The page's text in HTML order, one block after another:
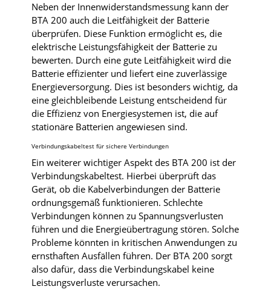
Neben der Innenwiderstandsmessung kann der
BTA 200 auch die Leitfähigkeit der Batterie
überprüfen. Diese Funktion ermöglicht es, die
elektrische Leistungsfähigkeit der Batterie zu
bewerten. Durch eine gute Leitfähigkeit wird die
Batterie effizienter und liefert eine zuverlässige
Energieversorgung. Dies ist besonders wichtig, da
eine gleichbleibende Leistung entscheidend für
die Effizienz von Energiesystemen ist, die auf
stationäre Batterien angewiesen sind.
Verbindungskabeltest für sichere Verbindungen
Ein weiterer wichtiger Aspekt des BTA 200 ist der
Verbindungskabeltest. Hierbei überprüft das
Gerät, ob die Kabelverbindungen der Batterie
ordnungsgemäß funktionieren. Schlechte
Verbindungen können zu Spannungsverlusten
führen und die Energieübertragung stören. Solche
Probleme könnten in kritischen Anwendungen zu
ernsthaften Ausfällen führen. Der BTA 200 sorgt
also dafür, dass die Verbindungskabel keine
Leistungsverluste verursachen.